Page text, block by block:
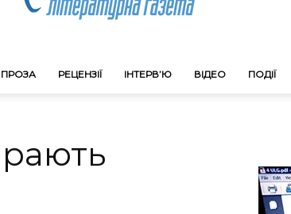
ПРОЗА РЕЦЕНЗІЇ ІНТЕРВ’Ю ВІДЕО ПОДІЇ